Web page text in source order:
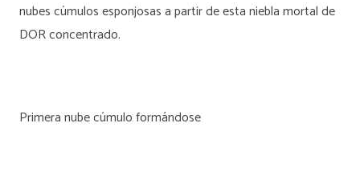
nubes cúmulos esponjosas a partir de esta niebla mortal de
DOR concentrado.
Primera nube cúmulo formándose